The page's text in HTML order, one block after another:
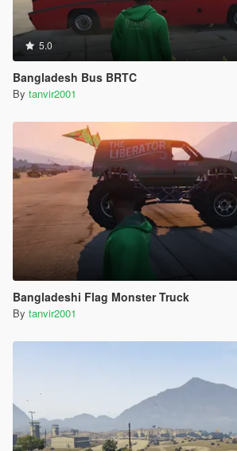
5.0
Bangladesh Bus BRTC
By tanvir2001
Bangladeshi Flag Monster Truck
By tanvir2001